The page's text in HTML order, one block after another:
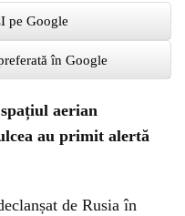
pe Google
în Google
aerian
au primit alertă
de Rusia în